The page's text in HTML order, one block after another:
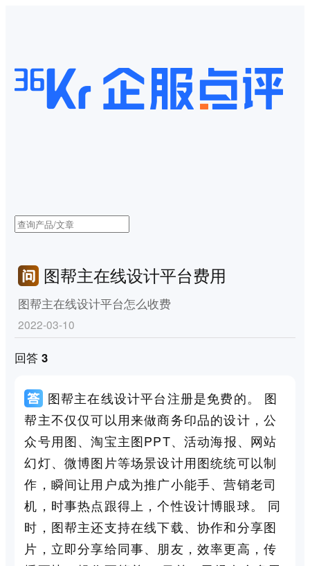
图帮主在线设计平台费用
图帮主在线设计平台怎么收费
2022-03-10
回答 3
图帮主在线设计平台注册是免费的。 图
帮主不仅仅可以用来做商务印品的设计，公
众号用图、淘宝主图PPT、活动海报、网站
幻灯、微博图片等场景设计用图统统可以制
作，瞬间让用户成为推广小能手、营销老司
机，时事热点跟得上，个性设计博眼球。 同
时，图帮主还支持在线下载、协作和分享图
片，立即分享给同事、朋友，效率更高，传